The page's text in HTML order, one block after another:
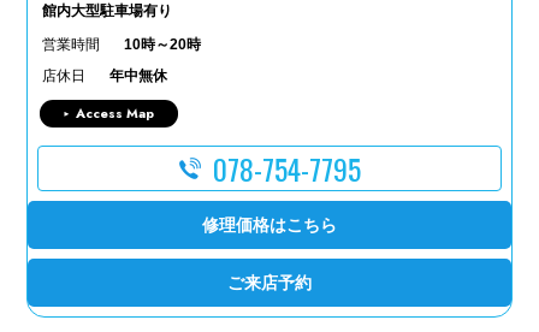
館内大型駐車場有り
営業時間
10時～20時
店休日
年中無休
Access Map
078-754-7795
修理価格はこちら
ご来店予約